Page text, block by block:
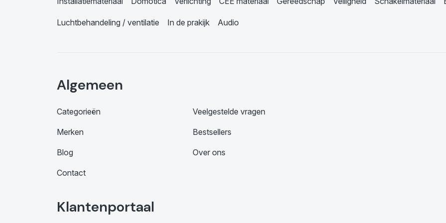
Luchtbehandeling / ventilatie In de prakijk Audio
Algemeen
Categorieën Veelgestelde vragen
Merken Bestsellers
Blog Over ons
Contact
Klantenportaal